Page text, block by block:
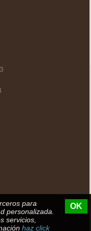
para
personalizada.
servicios,
haz click
OK